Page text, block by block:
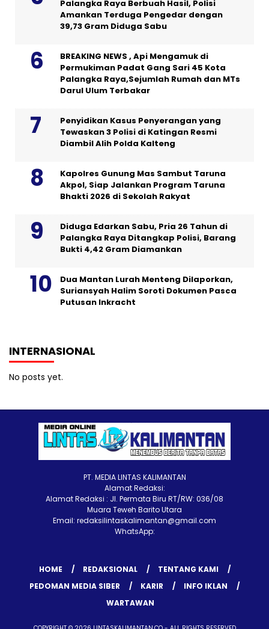
Palangka Raya Berbuah Hasil, Polisi
Amankan Terduga Pengedar dengan
39,73 Gram Diduga Sabu
BREAKING NEWS , Api Mengamuk di
Permukiman Padat Gang Sari 45 Kota
Palangka Raya,Sejumlah Rumah dan MTs
Darul Ulum Terbakar
Penyidikan Kasus Penyerangan yang
Tewaskan 3 Polisi di Katingan Resmi
Diambil Alih Polda Kalteng
Kapolres Gunung Mas Sambut Taruna
Akpol, Siap Jalankan Program Taruna
Bhakti 2026 di Sekolah Rakyat
Diduga Edarkan Sabu, Pria 26 Tahun di
Palangka Raya Ditangkap Polisi, Barang
Bukti 4,42 Gram Diamankan
Dua Mantan Lurah Menteng Dilaporkan,
Suriansyah Halim Soroti Dokumen Pasca
Putusan Inkracht
INTERNASIONAL
No posts yet.
PT. MEDIA LINTAS KALIMANTAN
Alamat Redaksi:
Alamat Redaksi : Jl. Permata Biru RT/RW: 036/08
Muara Teweh Barito Utara
Email: redaksilintaskalimantan@gmail.com
WhatsApp:
HOME REDAKSIONAL
TENTANG KAMI
PEDOMAN MEDIA SIBER
KARIR
INFO IKLAN
WARTAWAN